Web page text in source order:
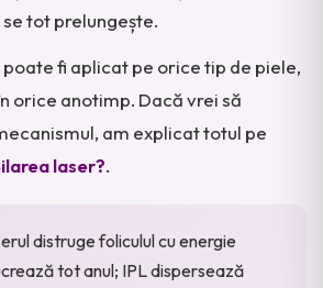
tot prelungește.
poate fi aplicat pe orice tip de piele,
orice anotimp. Dacă vrei să
am explicat totul pe
laser?.
distruge foliculul cu energie
tot anul; IPL dispersează